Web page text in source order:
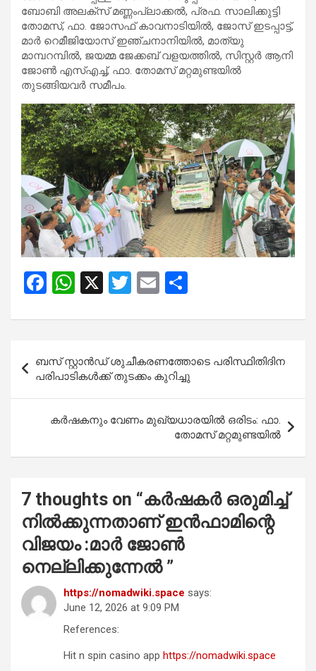
ബോബി അലക്‌സ് മണ്ണംപ്ലാക്കല്‍, പ്രഫ. സാലിക്കുട്ടി
തോമസ്, ഫാ. ജോസഫ് കാവനാടിയില്‍, ജോസ് ഇടപ്പാട്ട്,
മാര്‍ റെമീജിയോസ് ഇഞ്ചനാനിയില്‍, മാത്യു
മാമ്പറമ്പില്‍, ജയമ്മ ജേക്കബ് വളയത്തില്‍, സിസ്റ്റര്‍ ആനി
ജോണ്‍ എസ്എച്ച്, ഫാ. തോമസ് മറ്റമുണ്ടയില്‍
തുടങ്ങിയവര്‍ സമീപം.
F
ce
o
o
k
W
at
A
p
p
X
T
tt
er
E
ail ar
navigation
ബസ് സ്റ്റാൻഡ് ശുചീകരണത്തോടെ പരിസ്ഥിതിദിന
പരിപാടികൾക്ക് തുടക്കം കുറിച്ചു
കര്‍ഷകനും വേണം മുഖ്യധാരയില്‍ ഒരിടം: ഫാ.
തോമസ് മറ്റമുണ്ടയില്‍
7 thoughts on “കർഷകർ ഒരുമിച്ച്‌
നിൽക്കുന്നതാണ് ഇൻഫാമിന്റെ
വിജയം :മാർ ജോൺ
നെല്ലിക്കുന്നേൽ ”
https://nomadwiki.space says:
June 12, 2026 at 9:09 PM
References:
Hit n spin casino app https://nomadwiki.space